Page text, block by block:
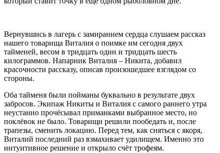
Вернувшись в лагерь с замиранием сердца слушаем рассказ
нашего товарища Виталия о поимке им сегодня двух
тайменей, весом в тридцать один и тридцать шесть
килограммов. Напарник Виталия – Никита, добавил
красочности рассказу, описав произошедшее взглядом со
стороны.
Оба тайменя были пойманы буквально в результате двух
забросов. Экипаж Никиты и Виталия с самого раннего утра
неустанно прочёсывал приманками выбранное место, но
поклёвок не было. Товарищи решили пообедать и, после
трапезы, сменить локацию. Перед тем, как сняться с якоря,
Виталий последний раз взмахивает удилищем. Именно это
интуитивное решение и открыло счёт трофеям.